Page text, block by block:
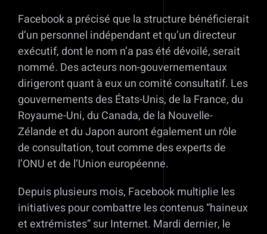
Facebook a précisé que la structure bénéficierait
d’un personnel indépendant et qu’un directeur
exécutif, dont le nom n’a pas été dévoilé, serait
nommé. Des acteurs non-gouvernementaux
dirigeront quant à eux un comité consultatif. Les
gouvernements des États-Unis, de la France, du
Royaume-Uni, du Canada, de la Nouvelle-
Zélande et du Japon auront également un rôle
de consultation, tout comme des experts de
l’ONU et de l’Union européenne.
Depuis plusieurs mois, Facebook multiplie les
initiatives pour combattre les contenus “haineux
et extrémistes” sur Internet. Mardi dernier, le